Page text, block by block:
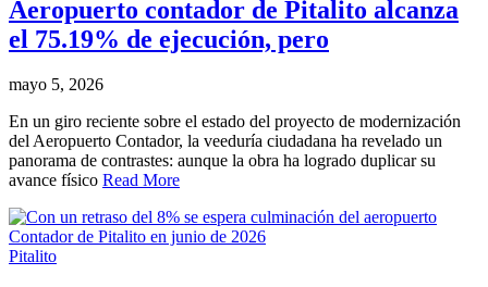
Aeropuerto contador de Pitalito alcanza
el 75.19% de ejecución, pero
mayo 5, 2026
En un giro reciente sobre el estado del proyecto de modernización
del Aeropuerto Contador, la veeduría ciudadana ha revelado un
panorama de contrastes: aunque la obra ha logrado duplicar su
avance físico Read More
Pitalito